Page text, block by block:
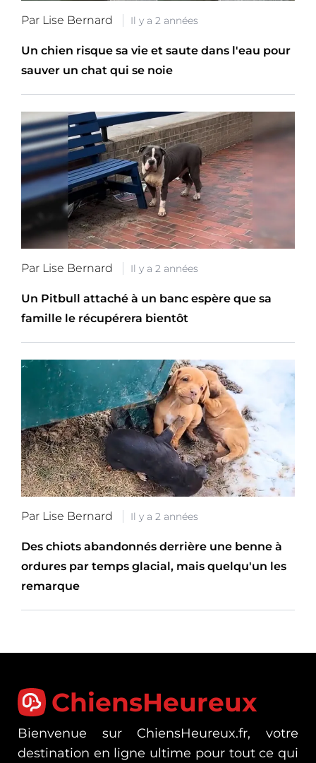
Par Lise Bernard Il y a 2 années
Un chien risque sa vie et saute dans l'eau pour
sauver un chat qui se noie
Par Lise Bernard Il y a 2 années
Un Pitbull attaché à un banc espère que sa
famille le récupérera bientôt
Par Lise Bernard Il y a 2 années
Des chiots abandonnés derrière une benne à
ordures par temps glacial, mais quelqu'un les
remarque
ChiensHeureux
Bienvenue sur ChiensHeureux.fr, votre
destination en ligne ultime pour tout ce qui